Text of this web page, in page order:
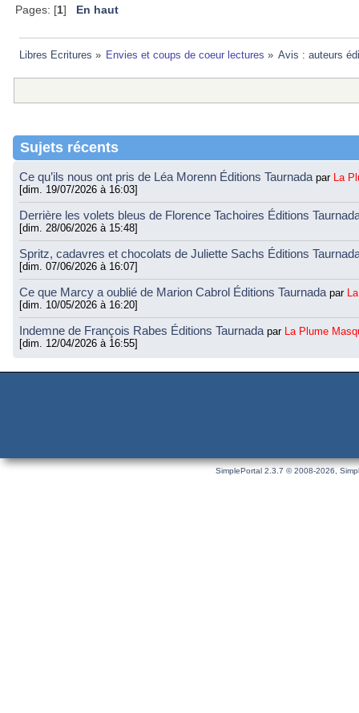
Pages: [1] En haut
Libres Ecritures » Envies et coups de coeur lectures » Avis : auteurs
Sujets récents
Ce qu’ils nous ont pris de Léa Morenn Éditions Taurnada par La
[dim. 19/07/2026 à 16:03]
Derrière les volets bleus de Florence Tachoires Éditions
[dim. 28/06/2026 à 15:48]
Spritz, cadavres et chocolats de Juliette Sachs Éditions
[dim. 07/06/2026 à 16:07]
Ce que Marcy a oublié de Marion Cabrol Éditions Taurnada par
[dim. 10/05/2026 à 16:20]
Indemne de François Rabes Éditions Taurnada par La Plume
[dim. 12/04/2026 à 16:55]
SimplePortal 2.3.7 © 2008-2026,